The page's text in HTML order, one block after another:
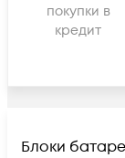
покупки в
кредит
Блоки